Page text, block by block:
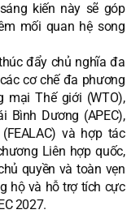
kiến này sẽ góp
mối quan hệ song
đẩy chủ nghĩa đa
cơ chế đa phương
mại Thế giới (WTO),
Bình Dương (APEC),
và hợp tác
Liên hợp quốc,
quyền và toàn vẹn
hộ và hỗ trợ tích cực
2027.